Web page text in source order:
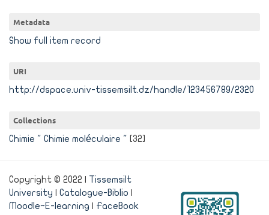
Metadata
Show full item record
URI
http://dspace.univ-tissemsilt.dz/handle/123456789/2320
Collections
Chimie " Chimie moléculaire " [32]
Copyright © 2022 | Tissemsilt
University
Catalogue-Biblio
Moodle~E-learning
FaceBook